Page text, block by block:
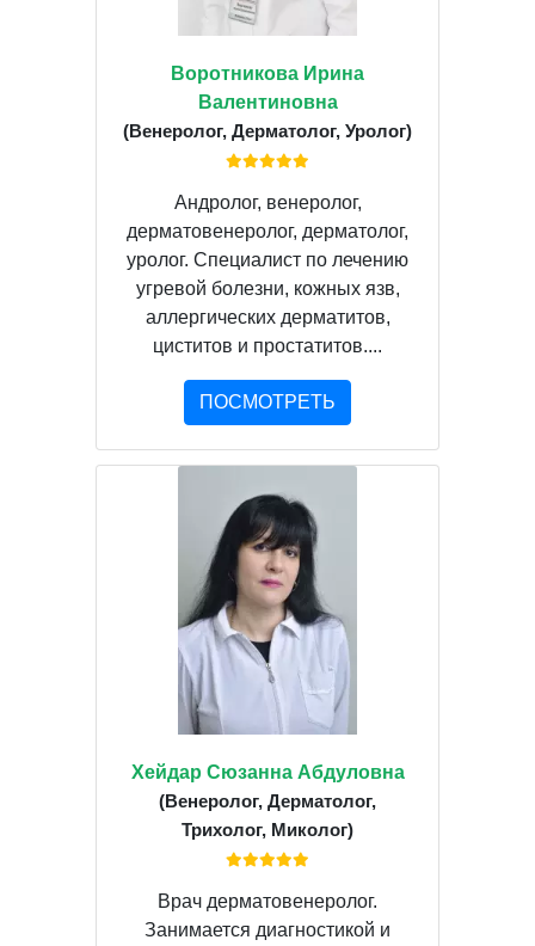
Воротникова Ирина
Валентиновна
(Венеролог, Дерматолог, Уролог)
Андролог, венеролог,
дерматовенеролог, дерматолог,
уролог. Специалист по лечению
угревой болезни, кожных язв,
аллергических дерматитов,
циститов и простатитов....
ПОСМОТРЕТЬ
Хейдар Сюзанна Абдуловна
(Венеролог, Дерматолог,
Трихолог, Миколог)
Врач дерматовенеролог.
Занимается диагностикой и